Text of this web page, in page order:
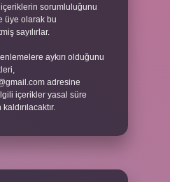
içeriklerin sorumluluğunu
üye olarak bu
sayılırlar.
aykırı olduğunu
adresine
içerikler yasal süre